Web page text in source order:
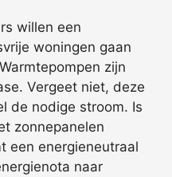
willen een
woningen gaan
zijn
Vergeet niet, deze
de nodige stroom. Is
zonnepanelen
een energieneutraal
naar